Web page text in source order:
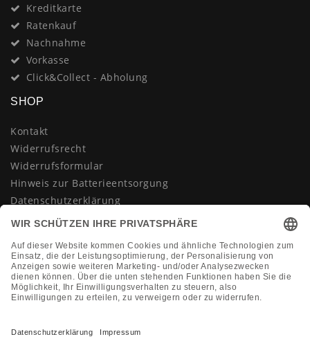
Kreditkarte
Ratenkauf
Nachnahme
Vorkasse
Click&Collect - Abholung
SHOP
Kontakt
Widerrufsrecht
Widerrufsformular
Hinweis zur Batterieentsorgung
Datenschutzerklärung
AGB
Vertrag widerrufen
KONTAKT